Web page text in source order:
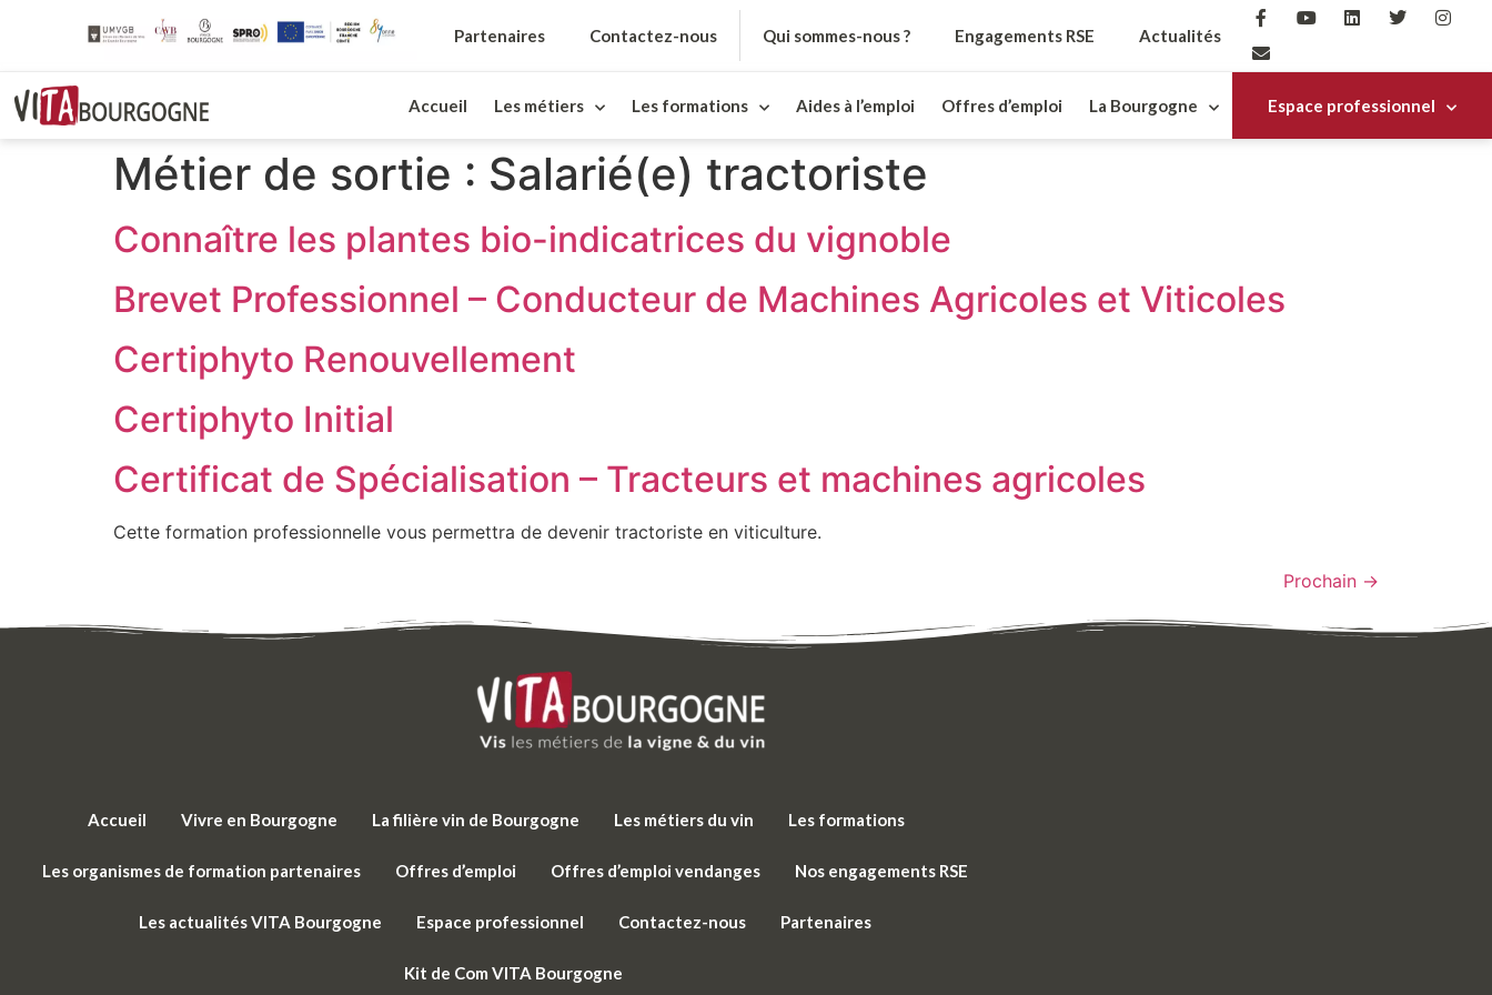
Partenaires Contactez-nous Qui sommes-nous ? Engagements RSE Actualités
Accueil Les métiers Les formations Aides à l’emploi Offres d’emploi La Bourgogne Espace professionnel
Métier de sortie : Salarié(e) tractoriste
Connaître les plantes bio-indicatrices du vignoble
Brevet Professionnel – Conducteur de Machines Agricoles et Viticoles
Certiphyto Renouvellement
Certiphyto Initial
Certificat de Spécialisation – Tracteurs et machines agricoles
Cette formation professionnelle vous permettra de devenir tractoriste en viticulture.
Prochain →
Accueil Vivre en Bourgogne La filière vin de Bourgogne Les métiers du vin Les formations
Les organismes de formation partenaires Offres d’emploi Offres d’emploi vendanges Nos engagements RSE
Les actualités VITA Bourgogne Espace professionnel Contactez-nous Partenaires
Kit de Com VITA Bourgogne